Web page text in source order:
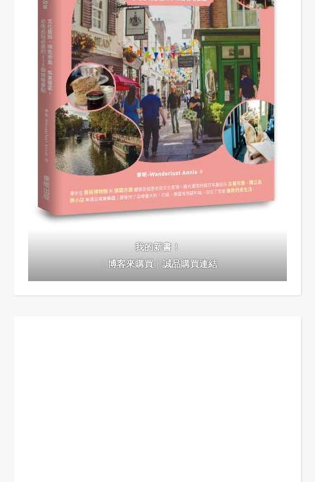
我的新書！
｜博客來購買｜誠品購買連結